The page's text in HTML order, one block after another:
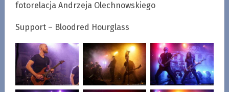
fotorelacja Andrzeja Olechnowskiego
Support – Bloodred Hourglass